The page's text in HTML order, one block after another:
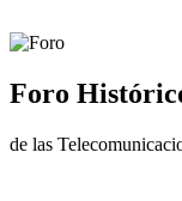
Foro
de las